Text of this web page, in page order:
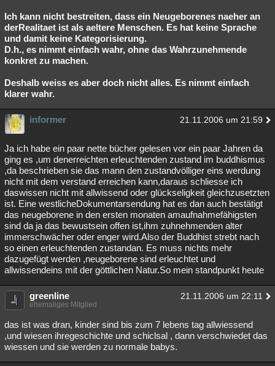
Ich kann nicht bestreiten, dass ein Neugeborenes naeher an
derRealitaet ist als aeltere Menschen. Es hat keine Sprache
und damit keine Kategorisierung.
D.h., es nimmt einfach wahr, ohne das Wahrzunehmende
konkret zu machen.
Deshalb weiss es aber doch nicht alles. Es nimmt einfach
klarer wahr.
informer 21.11.2006 um 21:59
Ja ich habe ein paar nette bücher gelesen vor ein paar Jahren da
ging es ,um denerreichten erleuchtenden zustand im buddhismus
,da beschrieben sie das mann den zustandvölliger eins werdung
nicht mit dem verstand erreichen kann,daraus schliesse ich
daswissen nicht mit allwissend oder glückseligkeit gleichzusetzten
ist. Eine westlicheDokumentarsendung hat es dan auch bestätigt
das neugeborene in den ersten monaten amaufnahmefähigsten
sind da ja das bewustsein offen ist,ihm zuhnehmenden alter
immerschwächer oder enger wird.Also der Buddhist strebt nach
so einen erleuchtenden zustandan. Es muss nichts mehr
dazugefügt werden ,neugeborene sind erleuchtet und
allwissendeins mit der göttlichen Natur.So mein standpunkt heute
greenline 21.11.2006 um 22:11
ehemaliges Mitglied
das ist was dran, kinder sind bis zum 7 lebens tag allwiessend
,und wiesen ihregeschichte und schiclsal , dann verschwiedet das
wiessen und sie werden zu normale babys.